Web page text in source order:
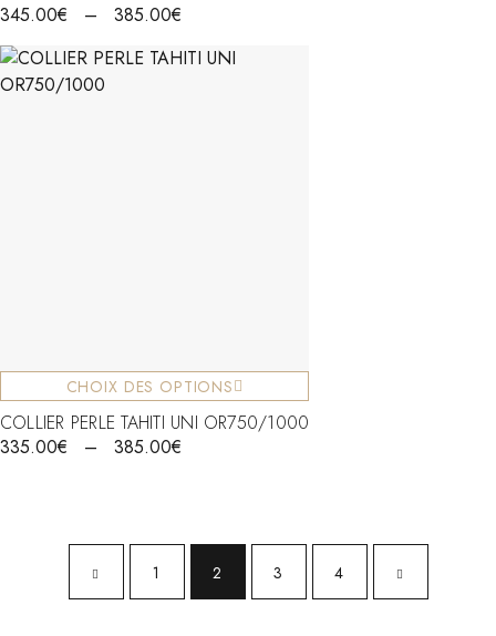
345.00€ – 385.00€
CHOIX DES OPTIONS
COLLIER PERLE TAHITI UNI OR750/1000
335.00€ – 385.00€
1 2 3 4